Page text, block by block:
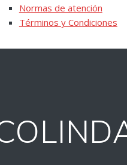
Normas de atención
Términos y Condiciones